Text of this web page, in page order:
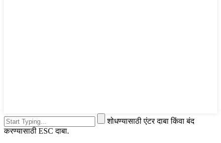
शोधण्यासाठी एंटर दाबा किंवा बंद
करण्यासाठी ESC दाबा.